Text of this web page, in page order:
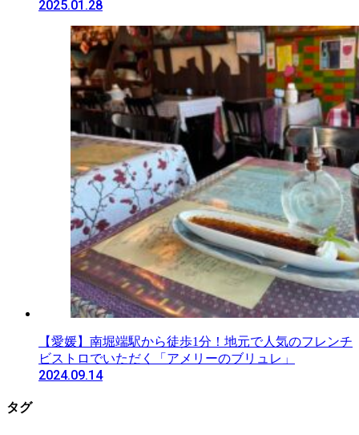
2025.01.28
【愛媛】南堀端駅から徒歩1分！地元で人気のフレンチ
ビストロでいただく「アメリーのブリュレ」
2024.09.14
タグ